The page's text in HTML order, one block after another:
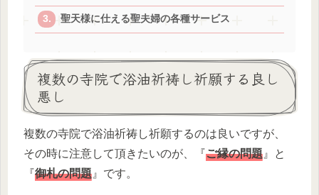
聖天様に仕える聖夫婦の各種サービス
複数の寺院で浴油祈祷し祈願する良し
悪し
複数の寺院で浴油祈祷し祈願するのは良いですが、
その時に注意して頂きたいのが、『ご縁の問題 』と
『御札の問題 』です。